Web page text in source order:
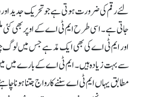
لئے رقم کی ضرورت ہوتی ہے جو تحریک جدید
جاتی ہے۔ اسی طرح ایم ٹی اے کے اوپر بھی کئی
اور ایم ٹی اے کی بھی ایک مدّ ہے جس میں
سے بہت زیادہ ہیں۔ ایم ٹی اے کے بارے میں
مطابق یہاں ایم ٹی اے سننے کا رواج جتنا ہونا